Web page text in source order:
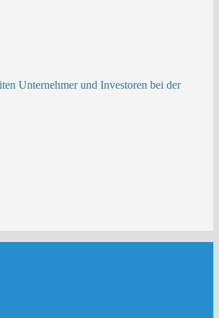
Unternehmer und Investoren bei der